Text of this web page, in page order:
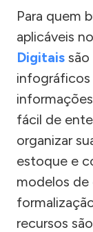
Para quem
aplicáveis
Digitais são
infográficos
fácil de
organizar
estoque e
modelos de
recursos